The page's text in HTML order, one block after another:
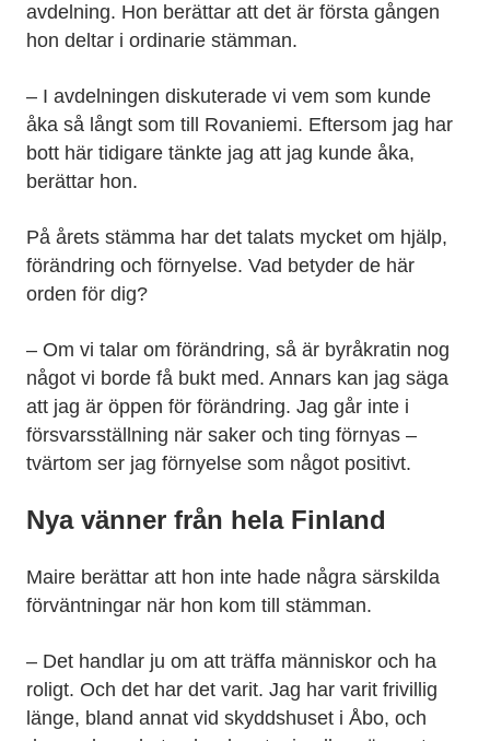
avdelning. Hon berättar att det är första gången
hon deltar i ordinarie stämman.
– I avdelningen diskuterade vi vem som kunde
åka så långt som till Rovaniemi. Eftersom jag har
bott här tidigare tänkte jag att jag kunde åka,
berättar hon.
På årets stämma har det talats mycket om hjälp,
förändring och förnyelse. Vad betyder de här
orden för dig?
– Om vi talar om förändring, så är byråkratin nog
något vi borde få bukt med. Annars kan jag säga
att jag är öppen för förändring. Jag går inte i
försvarsställning när saker och ting förnyas –
tvärtom ser jag förnyelse som något positivt.
Nya vänner från hela Finland
Maire berättar att hon inte hade några särskilda
förväntningar när hon kom till stämman.
– Det handlar ju om att träffa människor och ha
roligt. Och det har det varit. Jag har varit frivillig
länge, bland annat vid skyddshuset i Åbo, och